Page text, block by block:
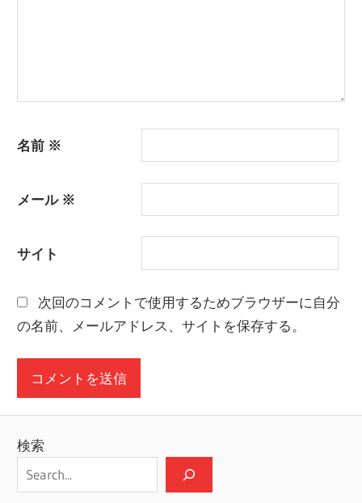
名前 ※
メール ※
サイト
次回のコメントで使用するためブラウザーに自分
の名前、メールアドレス、サイトを保存する。
検索